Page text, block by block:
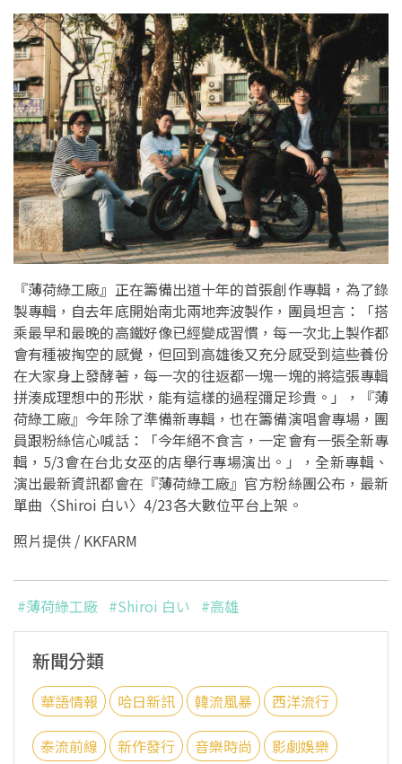
『薄荷綠工廠』正在籌備出道十年的首張創作專輯，為了錄
製專輯，自去年底開始南北兩地奔波製作，團員坦言：「搭
乘最早和最晚的高鐵好像已經變成習慣，每一次北上製作都
會有種被掏空的感覺，但回到高雄後又充分感受到這些養份
在大家身上發酵著，每一次的往返都一塊一塊的將這張專輯
拼湊成理想中的形狀，能有這樣的過程彌足珍貴。」，『薄
荷綠工廠』今年除了準備新專輯，也在籌備演唱會專場，團
員跟粉絲信心喊話：「今年絕不食言，一定會有一張全新專
輯，5/3會在台北女巫的店舉行專場演出。」，全新專輯、
演出最新資訊都會在『薄荷綠工廠』官方粉絲團公布，最新
單曲〈Shiroi 白い〉4/23各大數位平台上架。
照片提供 / KKFARM
#薄荷綠工廠 #Shiroi 白い #高雄
新聞分類
華語情報 哈日新訊 韓流風暴 西洋流行
泰流前線 新作發行 音樂時尚 影劇娛樂